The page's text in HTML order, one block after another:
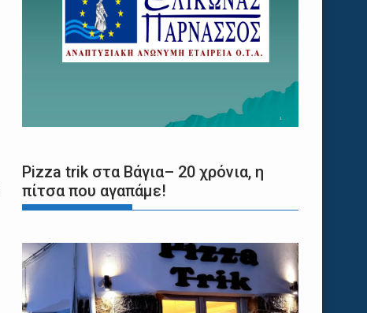
Pizza trik στα Βάγια– 20 χρόνια, η
πίτσα που αγαπάμε!